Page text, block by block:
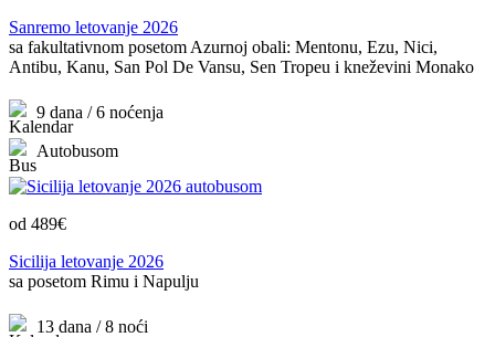
Sanremo letovanje 2026
sa fakultativnom posetom Azurnoj obali: Mentonu, Ezu, Nici,
Antibu, Kanu, San Pol De Vansu, Sen Tropeu i kneževini Monako
9 dana / 6 noćenja
Autobusom
od 489€
Sicilija letovanje 2026
sa posetom Rimu i Napulju
13 dana / 8 noći